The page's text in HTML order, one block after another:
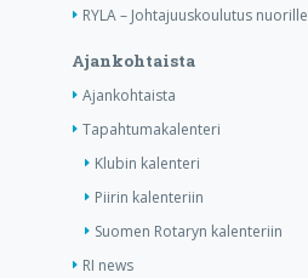
RYLA – Johtajuuskoulutus nuorille
Ajankohtaista
Ajankohtaista
Tapahtumakalenteri
Klubin kalenteri
Piirin kalenteriin
Suomen Rotaryn kalenteriin
RI news